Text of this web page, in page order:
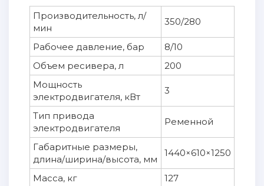
Производительность, л/
мин
350/280
Рабочее давление, бар
8/10
Объем ресивера, л
200
Мощность
электродвигателя, кВт
3
Тип привода
электродвигателя
Ременной
Габаритные размеры,
длина/ширина/высота, мм
1440×610×1250
Масса, кг
127